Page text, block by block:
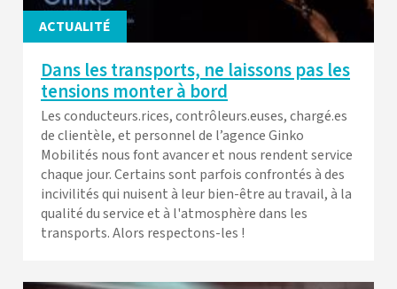
ACTUALITÉ
Dans les transports, ne laissons pas les
tensions monter à bord
Les conducteurs.rices, contrôleurs.euses, chargé.es
de clientèle, et personnel de l’agence Ginko
Mobilités nous font avancer et nous rendent service
chaque jour. Certains sont parfois confrontés à des
incivilités qui nuisent à leur bien-être au travail, à la
qualité du service et à l'atmosphère dans les
transports. Alors respectons-les !